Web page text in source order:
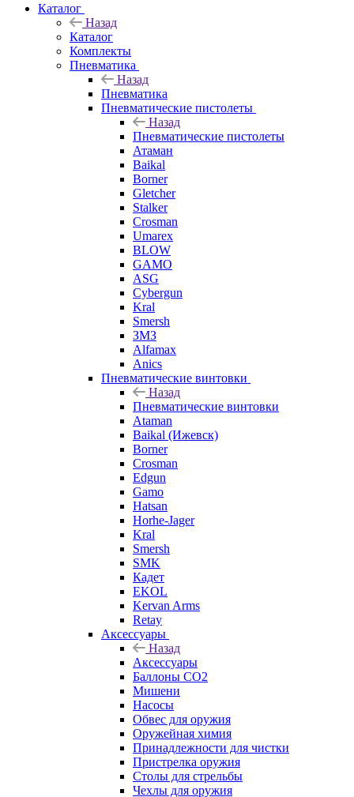
Каталог
Назад
Каталог
Комплекты
Пневматика
Назад
Пневматика
Пневматические пистолеты
Назад
Пневматические пистолеты
Атаман
Baikal
Borner
Gletcher
Stalker
Crosman
Umarex
BLOW
GAMO
ASG
Cybergun
Kral
Smersh
ЗМЗ
Alfamax
Anics
Пневматические винтовки
Назад
Пневматические винтовки
Ataman
Baikal (Ижевск)
Borner
Crosman
Edgun
Gamo
Hatsan
Horhe-Jager
Kral
Smersh
SMK
Кадет
EKOL
Kervan Arms
Retay
Аксессуары
Назад
Аксессуары
Баллоны СО2
Мишени
Насосы
Обвес для оружия
Оружейная химия
Принадлежности для чистки
Пристрелка оружия
Столы для стрельбы
Чехлы для оружия